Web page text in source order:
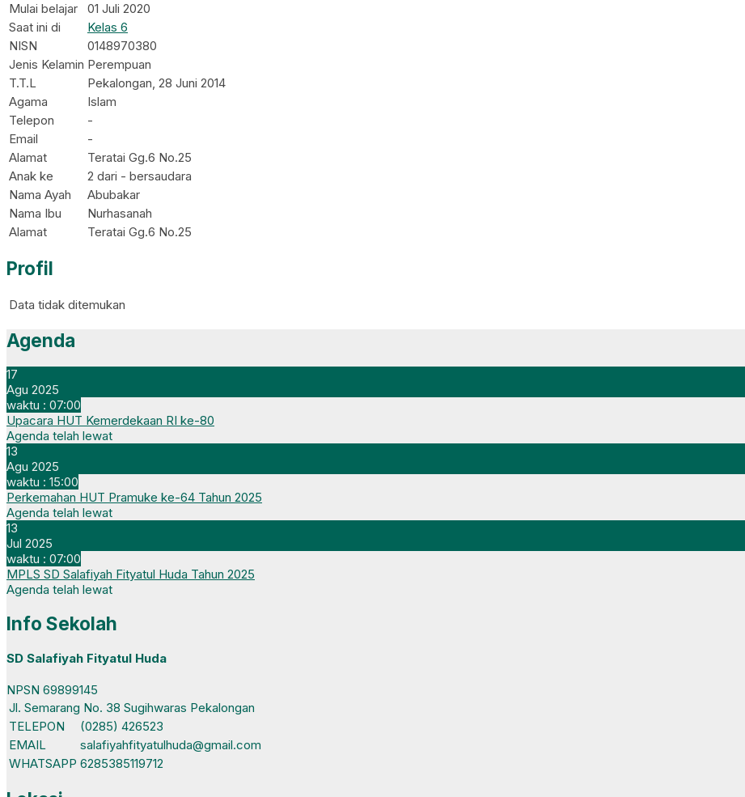
Mulai belajar
01 Juli 2020
Saat ini di
Kelas 6
NISN
0148970380
Jenis Kelamin Perempuan
T.T.L
Pekalongan, 28 Juni 2014
Agama
Islam
Telepon
-
Email
-
Alamat
Teratai Gg.6 No.25
Anak ke
2 dari - bersaudara
Nama Ayah
Abubakar
Nama Ibu
Nurhasanah
Alamat
Teratai Gg.6 No.25
Profil
Data tidak ditemukan
Agenda
17
Agu 2025
waktu : 07:00
Upacara HUT Kemerdekaan RI ke-80
Agenda telah lewat
13
Agu 2025
waktu : 15:00
Perkemahan HUT Pramuke ke-64 Tahun 2025
Agenda telah lewat
13
Jul 2025
waktu : 07:00
MPLS SD Salafiyah Fityatul Huda Tahun 2025
Agenda telah lewat
Info Sekolah
SD Salafiyah Fityatul Huda
NPSN 69899145
Jl. Semarang No. 38 Sugihwaras Pekalongan
TELEPON
(0285) 426523
EMAIL
salafiyahfityatulhuda@gmail.com
WHATSAPP 6285385119712